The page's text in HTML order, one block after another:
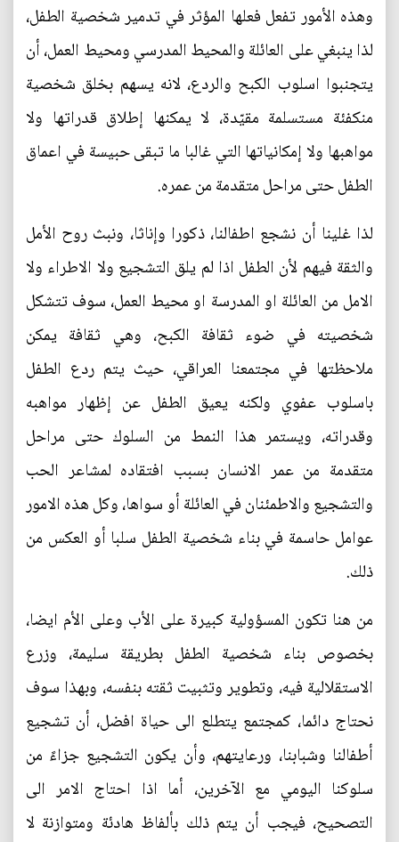
وهذه الأمور تفعل فعلها المؤثر في تدمير شخصية الطفل،
لذا ينبغي على العائلة والمحيط المدرسي ومحيط العمل، أن
يتجنبوا اسلوب الكبح والردع، لانه يسهم بخلق شخصية
منكفئة مستسلمة مقيّدة، لا يمكنها إطلاق قدراتها ولا
مواهبها ولا إمكانياتها التي غالبا ما تبقى حبيسة في اعماق
الطفل حتى مراحل متقدمة من عمره.
لذا غلينا أن نشجع اطفالنا، ذكورا وإناثا، ونبث روح الأمل
والثقة فيهم لأن الطفل اذا لم يلق التشجيع ولا الاطراء ولا
الامل من العائلة او المدرسة او محيط العمل، سوف تتشكل
شخصيته في ضوء ثقافة الكبح، وهي ثقافة يمكن
ملاحظتها في مجتمعنا العراقي، حيث يتم ردع الطفل
باسلوب عفوي ولكنه يعيق الطفل عن إظهار مواهبه
وقدراته، ويستمر هذا النمط من السلوك حتى مراحل
متقدمة من عمر الانسان بسبب افتقاده لمشاعر الحب
والتشجيع والاطمئنان في العائلة أو سواها، وكل هذه الامور
عوامل حاسمة في بناء شخصية الطفل سلبا أو العكس من
ذلك.
من هنا تكون المسؤولية كبيرة على الأب وعلى الأم ايضا،
بخصوص بناء شخصية الطفل بطريقة سليمة، وزرع
الاستقلالية فيه، وتطوير وتثبيت ثقته بنفسه، وبهذا سوف
نحتاج دائما، كمجتمع يتطلع الى حياة افضل، أن تشجيع
أطفالنا وشبابنا، ورعايتهم، وأن يكون التشجيع جزاءً من
سلوكنا اليومي مع الآخرين، أما اذا احتاج الامر الى
التصحيح، فيجب أن يتم ذلك بألفاظ هادئة ومتوازنة لا